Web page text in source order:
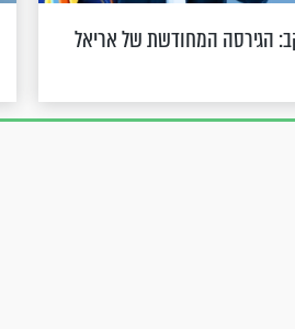
הגירסה המחודשת של אריאל